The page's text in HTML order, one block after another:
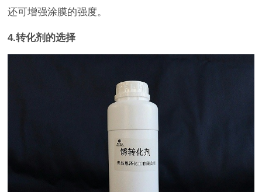
还可增强涂膜的强度。
4.转化剂的选择